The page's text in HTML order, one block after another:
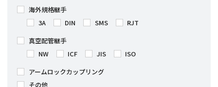
海外規格継手
3A
DIN SMS
RJT
真空配管継手
NW
ICF JIS
ISO
アームロックカップリング
その他